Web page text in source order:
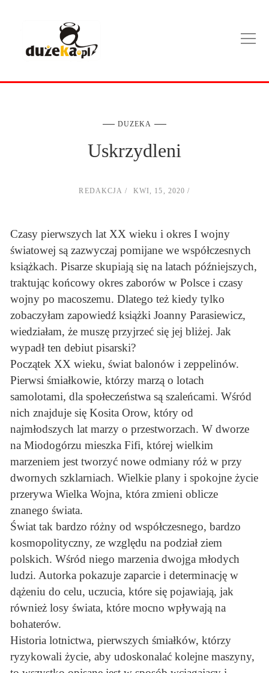
DUZEKA
Uskrzydleni
REDAKCJA KWI, 15, 2020
Czasy pierwszych lat XX wieku i okres I wojny
światowej są zazwyczaj pomijane we współczesnych
książkach. Pisarze skupiają się na latach późniejszych,
traktując końcowy okres zaborów w Polsce i czasy
wojny po macoszemu. Dlatego też kiedy tylko
zobaczyłam zapowiedź książki Joanny Parasiewicz,
wiedziałam, że muszę przyjrzeć się jej bliżej. Jak
wypadł ten debiut pisarski?
Początek XX wieku, świat balonów i zeppelinów.
Pierwsi śmiałkowie, którzy marzą o lotach
samolotami, dla społeczeństwa są szaleńcami. Wśród
nich znajduje się Kosita Orow, który od
najmłodszych lat marzy o przestworzach. W dworze
na Miodogórzu mieszka Fifi, której wielkim
marzeniem jest tworzyć nowe odmiany róż w przy
dwornych szklarniach. Wielkie plany i spokojne życie
przerywa Wielka Wojna, która zmieni oblicze
znanego świata.
Świat tak bardzo różny od współczesnego, bardzo
kosmopolityczny, ze względu na podział ziem
polskich. Wśród niego marzenia dwojga młodych
ludzi. Autorka pokazuje zaparcie i determinację w
dążeniu do celu, uczucia, które się pojawiają, jak
również losy świata, które mocno wpływają na
bohaterów.
Historia lotnictwa, pierwszych śmiałków, którzy
ryzykowali życie, aby udoskonalać kolejne maszyny,